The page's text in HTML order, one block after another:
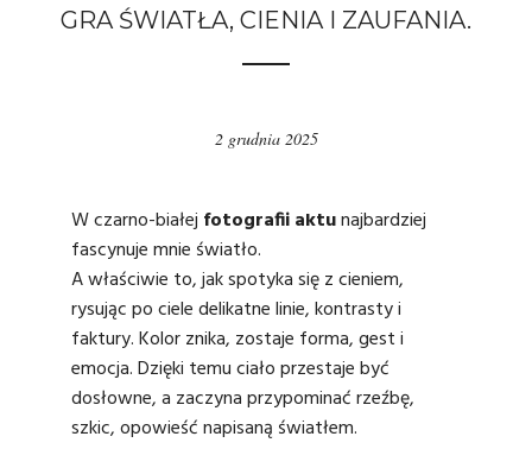
GRA ŚWIATŁA, CIENIA I ZAUFANIA.
2 grudnia 2025
W czarno-białej fotografii aktunajbardziej
fascynuje mnie światło.
A właściwie to, jak spotyka się z cieniem,
rysując po ciele delikatne linie, kontrasty i
faktury. Kolor znika, zostaje forma, gest i
emocja. Dzięki temu ciało przestaje być
dosłowne, a zaczyna przypominać rzeźbę,
szkic, opowieść napisaną światłem.